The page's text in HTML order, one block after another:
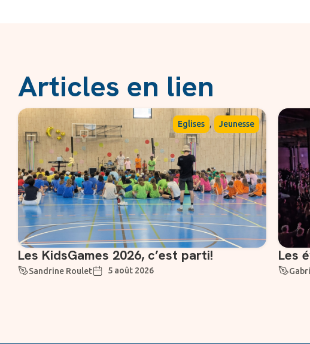
Articles en lien
Eglises , Jeunesse
Les KidsGames 2026, c’est parti!
Sandrine Roulet 5 août 2026
Les